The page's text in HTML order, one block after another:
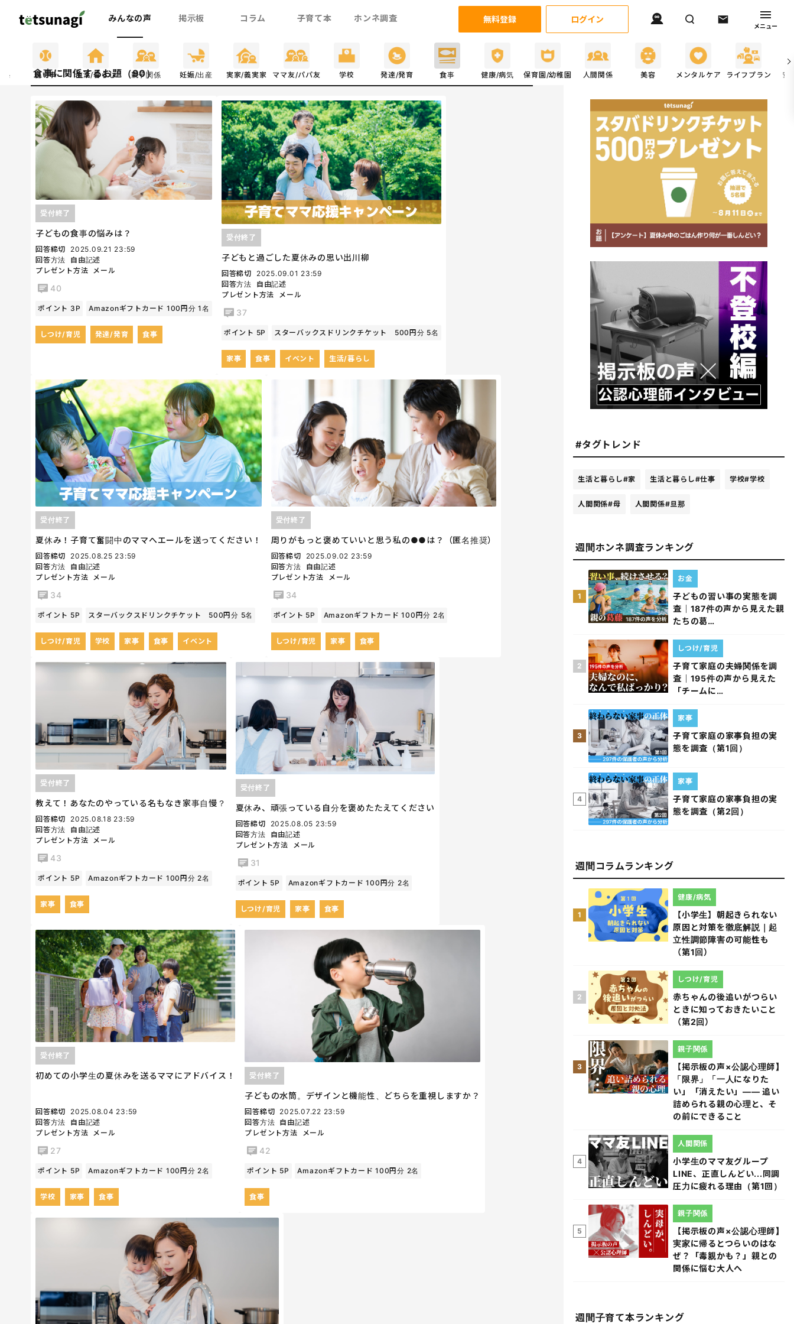
みんなの声 掲示板 コラム 子育て本 ホンネ調査 無料登録 ログイン
メニュー
係 習い事 生活/暮らし 親子関係 妊娠/出産 実家/義実家 ママ友/パパ友 学校 発達/発育 食事 健康/病気 保育園/幼稚園 人間関係 美容 メンタルケア ライフプラン 安
食事に関係するお題（90）
子どもの食事の悩みは？
受付終了
回答締切
2025.09.21 23:59
回答方法
自由記述
プレゼント方法 メール
40
ポイント 3P Amazonギフトカード 100円分 1名
しつけ/育児 発達/発育 食事
子どもと過ごした夏休みの思い出川柳
受付終了
回答締切
2025.09.01 23:59
回答方法
自由記述
プレゼント方法
メール
37
ポイント 5P スターバックスドリンクチケット 500円分 5名
家事 食事 イベント 生活/暮らし
夏休み！子育て奮闘中のママへエールを送ってください！
受付終了
回答締切
2025.08.25 23:59
回答方法
自由記述
プレゼント方法 メール
34
ポイント 5P スターバックスドリンクチケット 500円分 5名
しつけ/育児 学校 家事 食事 イベント
周りがもっと褒めていいと思う私の●●は？（匿名推奨）
受付終了
回答締切
2025.09.02 23:59
回答方法
自由記述
プレゼント方法
メール
34
ポイント 5P Amazonギフトカード 100円分 2名
しつけ/育児 家事 食事
教えて！あなたのやっている名もなき家事自慢？
受付終了
回答締切
2025.08.18 23:59
回答方法
自由記述
プレゼント方法
メール
43
ポイント 5P Amazonギフトカード 100円分 2名
家事 食事
夏休み、頑張っている自分を褒めたたえてください
受付終了
回答締切
2025.08.05 23:59
回答方法
自由記述
プレゼント方法
メール
31
ポイント 5P Amazonギフトカード 100円分 2名
しつけ/育児 家事 食事
初めての小学生の夏休みを送るママにアドバイス！
受付終了
回答締切
2025.08.04 23:59
回答方法
自由記述
プレゼント方法 メール
27
ポイント 5P Amazonギフトカード 100円分 2名
学校 家事 食事
子どもの水筒。デザインと機能性、どちらを重視しますか？
受付終了
回答締切 2025.07.22 23:59
回答方法 自由記述
プレゼント方法
メール
42
ポイント 5P Amazonギフトカード 100円分 2名
食事
#タグトレンド
生活と暮らし#家 生活と暮らし#仕事 学校#学校
人間関係#母 人間関係#旦那
週間ホンネ調査ランキング
1
子どもの習い事の実態を調
査｜187件の声から見えた親
たちの葛…
お金
2
子育て家庭の夫婦関係を調
査｜195件の声から見えた
「チームに…
しつけ/育児
3
子育て家庭の家事負担の実
態を調査（第1回）
家事
4
子育て家庭の家事負担の実
態を調査（第2回）
家事
週間コラムランキング
1
【小学生】朝起きられない
原因と対策を徹底解説｜起
立性調節障害の可能性も
（第1回）
健康/病気
2
赤ちゃんの後追いがつらい
ときに知っておきたいこと
（第2回）
しつけ/育児
3
【掲示板の声×公認心理師】
「限界」「一人になりた
い」「消えたい」―― 追い
詰められる親の心理と、そ
の前にできること
親子関係
4
小学生のママ友グループ
LINE、正直しんどい...同調
圧力に疲れる理由（第1回）
人間関係
5
【掲示板の声×公認心理師】
実家に帰るとつらいのはな
ぜ？「毒親かも？」親との
関係に悩む大人へ
親子関係
週間子育て本ランキング